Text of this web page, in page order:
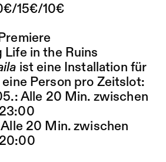
15€/10€
Life in the Ruins
ist eine Installation für
Person pro Zeitslot:
Alle 20 Min. zwischen
20 Min. zwischen